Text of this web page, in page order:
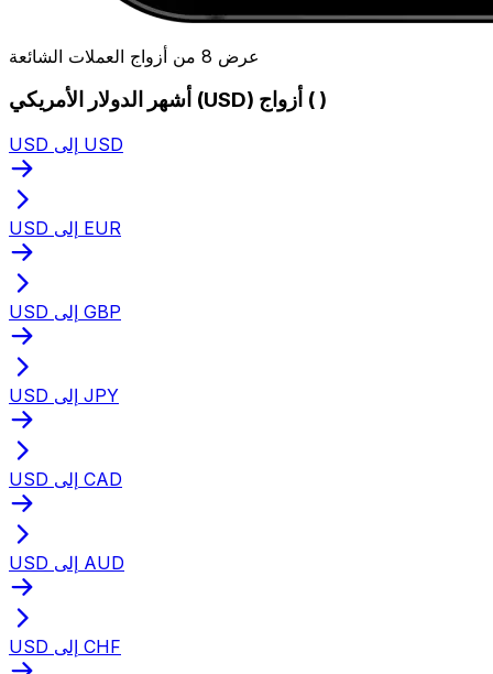
عرض 8 من أزواج العملات الشائعة
أشهر الدولار الأمريكي (USD) أزواج ( )
USD إلى USD
USD إلى EUR
USD إلى GBP
USD إلى JPY
USD إلى CAD
USD إلى AUD
USD إلى CHF